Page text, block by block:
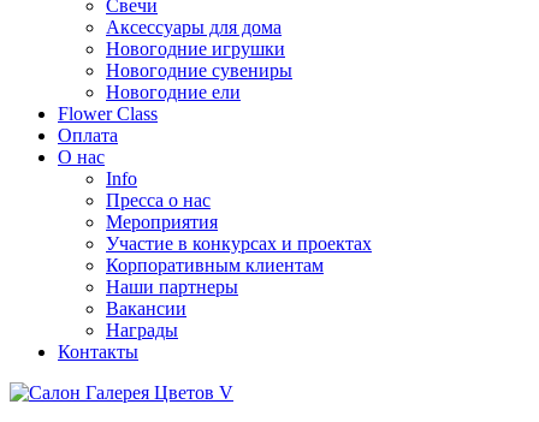
Свечи
Аксессуары для дома
Новогодние игрушки
Новогодние сувениры
Новогодние ели
Flower Class
Оплата
О нас
Info
Пресса о нас
Мероприятия
Участие в конкурсах и проектах
Корпоративным клиентам
Наши партнеры
Вакансии
Награды
Контакты